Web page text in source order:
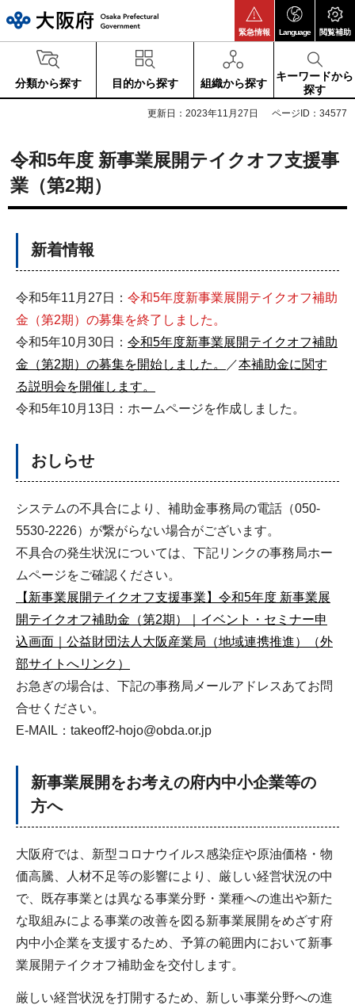
緊急情報 Language 閲覧補助
分類から探す 目的から探す 組織から探す
キーワードから
探す
更新日：2023年11月27日 ページID：34577
令和5年度 新事業展開テイクオフ支援事
業（第2期）
新着情報
令和5年11月27日： 令和5年度新事業展開テイクオフ補助
金（第2期）の募集を終了しました。
令和5年10月30日： 令和5年度新事業展開テイクオフ補助
金（第2期）の募集を開始しました。
／本補助金に関す
る説明会を開催します。
令和5年10月13日：ホームページを作成しました。
おしらせ
システムの不具合により、補助金事務局の電話（050-
5530-2226）が繋がらない場合がございます。
不具合の発生状況については、下記リンクの事務局ホー
ムページをご確認ください。
【新事業展開テイクオフ支援事業】令和5年度 新事業展
開テイクオフ補助金（第2期）｜イベント・セミナー申
込画面｜公益財団法人大阪産業局（地域連携推進）（外
部サイトへリンク）
お急ぎの場合は、下記の事務局メールアドレスあてお問
合せください。
E-MAIL：takeoff2-hojo@obda.or.jp
新事業展開をお考えの府内中小企業等の
方へ
大阪府では、新型コロナウイルス感染症や原油価格・物
価高騰、人材不足等の影響により、厳しい経営状況の中
で、既存事業とは異なる事業分野・業種への進出や新た
な取組みによる事業の改善を図る新事業展開をめざす府
内中小企業を支援するため、予算の範囲内において新事
業展開テイクオフ補助金を交付します。
厳しい経営状況を打開するため、新しい事業分野への進